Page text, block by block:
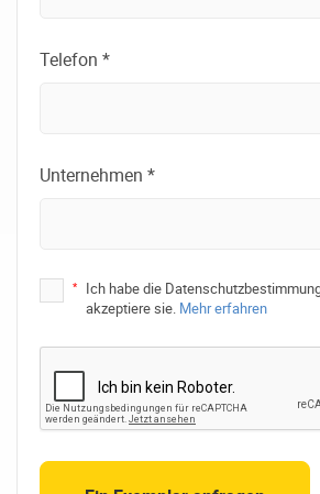
Telefon *
Unternehmen *
*
Ich habe die
akzeptiere sie. Mehr erfahren